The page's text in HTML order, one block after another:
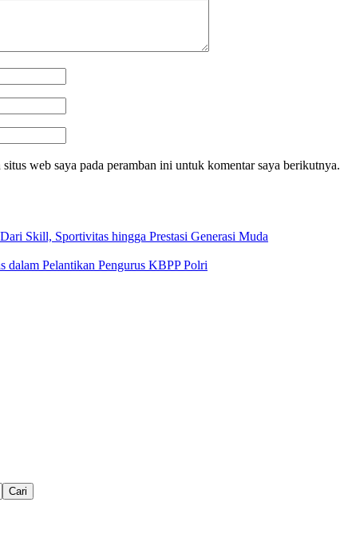
web saya pada peramban ini untuk komentar saya berikutnya.
Skill, Sportivitas hingga Prestasi Generasi Muda
dalam Pelantikan Pengurus KBPP Polri
Cari